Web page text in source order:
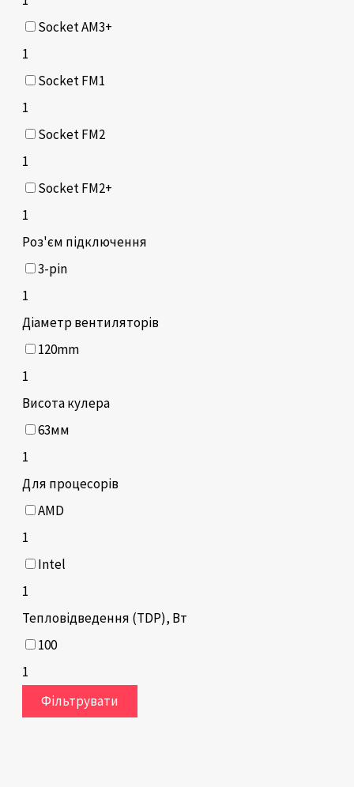
Socket AM3+
1
Socket FM1
1
Socket FM2
1
Socket FM2+
1
Роз'єм підключення
3-pin
1
Діаметр вентиляторів
120mm
1
Висота кулера
63мм
1
Для процесорів
AMD
1
Intel
1
Тепловідведення (TDP), Вт
100
1
Фільтрувати